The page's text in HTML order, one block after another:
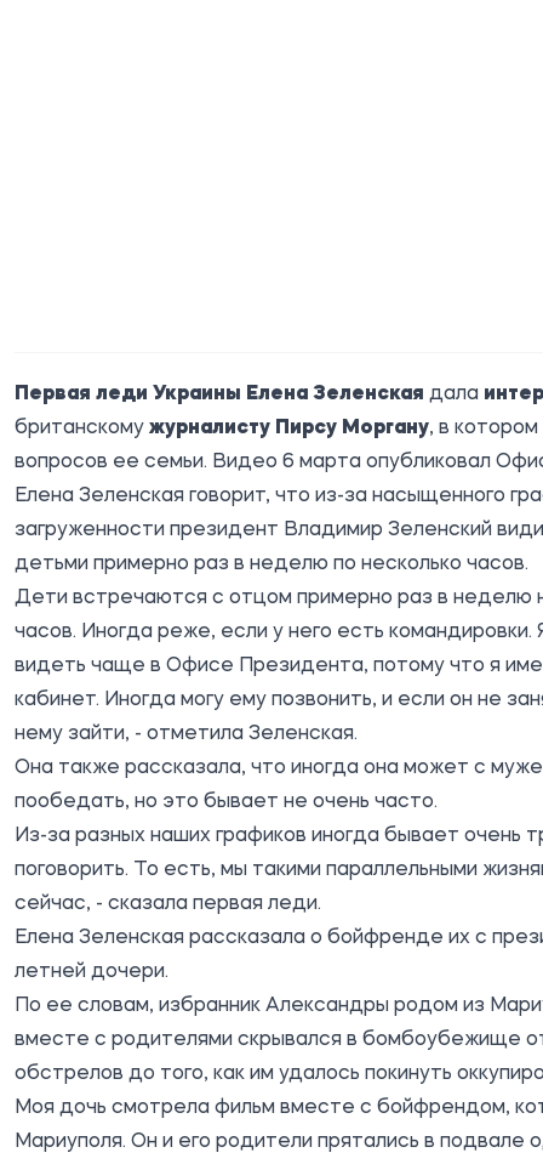
Первая леди Украины Елена Зеленская дала
британскому журналисту Пирсу Моргану, в котором
вопросов ее семьи. Видео 6 марта опубликовал
Елена Зеленская говорит, что из-за насыщенного
загруженности президент Владимир Зеленский
детьми примерно раз в неделю по несколько часов.
Дети встречаются с отцом примерно раз в неделю
часов. Иногда реже, если у него есть командировки.
видеть чаще в Офисе Президента, потому что я
кабинет. Иногда могу ему позвонить, и если он не
нему зайти, - отметила Зеленская.
Она также рассказала, что иногда она может с
пообедать, но это бывает не очень часто.
Из-за разных наших графиков иногда бывает очень
поговорить. То есть, мы такими параллельными
сейчас, - сказала первая леди.
Елена Зеленская рассказала о бойфренде их с
летней дочери.
По ее словам, избранник Александры родом из
вместе с родителями скрывался в бомбоубежище
обстрелов до того, как им удалось покинуть
Моя дочь смотрела фильм вместе с бойфрендом,
Мариуполя. Он и его родители прятались в подвале